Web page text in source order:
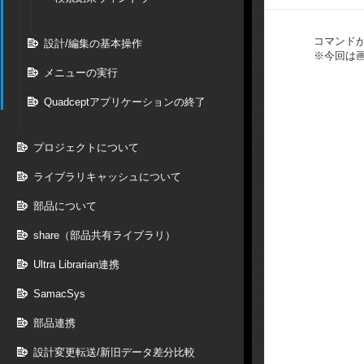
設計/編集の基本操作
メニューの実行
Quadceptアプリケーションの終了
プロジェクトについて
ライブラリキャッシュについて
部品について
share（部品共有ライブラリ）
Ultra Librarian連携
SamacSys
部品連携
設計変更転送/新旧データ差分比較
コマンド
※今回は